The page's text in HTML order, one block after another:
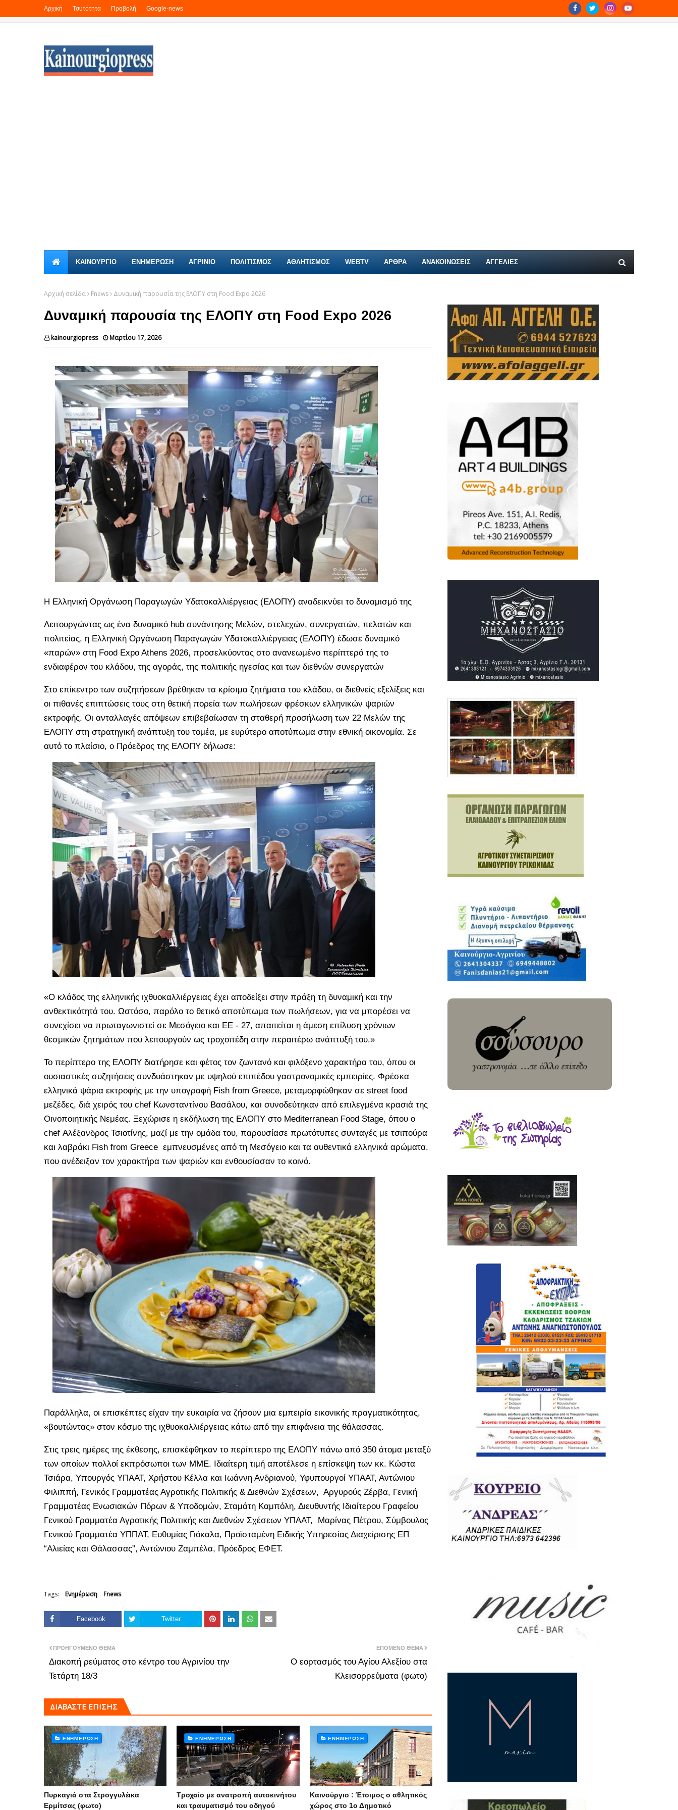
Αρχική Τσυτότητα Προβολή Google-news
ΚΑΙΝΟΎΡΓΙΟ ΕΝΗΜΕΡΩΣΗ ΑΓΡΙΝΙΟ ΠΟΛΙΤΙΣΜΟΣ ΑΘΛΗΤΙΣΜΟΣ WEBTV ΑΡΘΡΑ ΑΝΑΚΟΙΝΩΣΕΙΣ ΑΓΓΕΛΊΕΣ
Αρχική σελίδα Fnews Δυναμική παρουσία της ΕΛΟΠΥ στη Food Expo 2026
Δυναμική παρουσία της ΕΛΟΠΥ στη Food Expo 2026
kainourgiopress Μαρτίου 17, 2026
Η Ελληνική Οργάνωση Παραγωγών Υδατοκαλλιέργειας (ΕΛΟΠΥ) αναδεικνύει το δυναμισμό της
Λειτουργώντας ως ένα δυναμικό hub συνάντησης Μελών, στελεχών, συνεργατών, πελατών και
πολιτείας, η Ελληνική Οργάνωση Παραγωγών Υδατοκαλλιέργειας (ΕΛΟΠΥ) έδωσε δυναμικό
«παρών» στη Food Expo Athens 2026, προσελκύοντας στο ανανεωμένο περίπτερό της το
ενδιαφέρον του κλάδου, της αγοράς, της πολιτικής ηγεσίας και των διεθνών συνεργατών
Στο επίκεντρο των συζητήσεων βρέθηκαν τα κρίσιμα ζητήματα του κλάδου, οι διεθνείς εξελίξεις και
οι πιθανές επιπτώσεις τους στη θετική πορεία των πωλήσεων φρέσκων ελληνικών ψαριών
εκτροφής. Οι ανταλλαγές απόψεων επιβεβαίωσαν τη σταθερή προσήλωση των 22 Μελών της
ΕΛΟΠΥ στη στρατηγική ανάπτυξη του τομέα, με ευρύτερο αποτύπωμα στην εθνική οικονομία. Σε
αυτό το πλαίσιο, ο Πρόεδρος της ΕΛΟΠΥ δήλωσε:
«Ο κλάδος της ελληνικής ιχθυοκαλλιέργειας έχει αποδείξει στην πράξη τη δυναμική και την
ανθεκτικότητά του. Ωστόσο, παρόλο το θετικό αποτύπωμα των πωλήσεων, για να μπορέσει να
συνεχίσει να πρωταγωνιστεί σε Μεσόγειο και ΕΕ - 27, απαιτείται η άμεση επίλυση χρόνιων
θεσμικών ζητημάτων που λειτουργούν ως τροχοπέδη στην περαιτέρω ανάπτυξή του.»
Το περίπτερο της ΕΛΟΠΥ διατήρησε και φέτος τον ζωντανό και φιλόξενο χαρακτήρα του, όπου οι
ουσιαστικές συζητήσεις συνδυάστηκαν με υψηλού επιπέδου γαστρονομικές εμπειρίες. Φρέσκα
ελληνικά ψάρια εκτροφής με την υπογραφή Fish from Greece, μεταμορφώθηκαν σε street food
μεζέδες, διά χειρός του chef Κωνσταντίνου Βασάλου, και συνοδεύτηκαν από επιλεγμένα κρασιά της
Οινοποιητικής Νεμέας. Ξεχώρισε η εκδήλωση της ΕΛΟΠΥ στο Mediterranean Food Stage, όπου ο
chef Αλέξανδρος Τσιοτίνης, μαζί με την ομάδα του, παρουσίασε πρωτότυπες συνταγές με τσιπούρα
και λαβράκι Fish from Greece εμπνευσμένες από τη Μεσόγειο και τα αυθεντικά ελληνικά αρώματα,
που ανέδειξαν τον χαρακτήρα των ψαριών και ενθουσίασαν το κοινό.
Παράλληλα, οι επισκέπτες είχαν την ευκαιρία να ζήσουν μια εμπειρία εικονικής πραγματικότητας,
«βουτώντας» στον κόσμο της ιχθυοκαλλιέργειας κάτω από την επιφάνεια της θάλασσας.
Στις τρεις ημέρες της έκθεσης, επισκέφθηκαν το περίπτερο της ΕΛΟΠΥ πάνω από 350 άτομα μεταξύ
των οποίων πολλοί εκπρόσωποι των ΜΜΕ. Ιδιαίτερη τιμή αποτέλεσε η επίσκεψη των κκ. Κώστα
Τσιάρα, Υπουργός ΥΠΑΑΤ, Χρήστου Κέλλα και Ιωάννη Ανδριανού, Υφυπουργοί ΥΠΑΑΤ, Αντώνιου
Φιλιππή, Γενικός Γραμματέας Αγροτικής Πολιτικής & Διεθνών Σχέσεων, Αργυρούς Ζέρβα, Γενική
Γραμματέας Ενωσιακών Πόρων & Υποδομών, Σταμάτη Καμπόλη, Διευθυντής Ιδιαίτερου Γραφείου
Γενικού Γραμματέα Αγροτικής Πολιτικής και Διεθνών Σχέσεων ΥΠΑΑΤ, Μαρίνας Πέτρου, Σύμβουλος
Γενικού Γραμματέα ΥΠΠΑΤ, Ευθυμίας Γιόκαλα, Προϊσταμένη Ειδικής Υπηρεσίας Διαχείρισης ΕΠ
“Αλιείας και Θάλασσας”, Αντώνιου Ζαμπέλα, Πρόεδρος ΕΦΕΤ.
Tags: Ενημέρωση Fnews
Facebook Twitter
ΕΠΌΜΕΝΟ ΘΈΜΑ
Ο εορτασμός του Αγίου Αλεξίου στα
Κλεισορρεύματα (φωτο)
ΠΡΟΗΓΟΎΜΕΝΟ ΘΈΜΑ
Διακοπή ρεύματος στο κέντρο του Αγρινίου την
Τετάρτη 18/3
ΔΙΑΒΑΣΤΕ ΕΠΙΣΗΣ
ΕΝΗΜΈΡΩΣΗ
Πυρκαγιά στα Στρογγυλέικα
Ερμίτσας (φωτο)
ΕΝΗΜΈΡΩΣΗ
Τροχαίο με ανατροπή αυτοκινήτου
και τραυματισμό του οδηγού
ΕΝΗΜΈΡΩΣΗ
Καινούργιο : Έτοιμος ο αθλητικός
χώρος στο 1ο Δημοτικό